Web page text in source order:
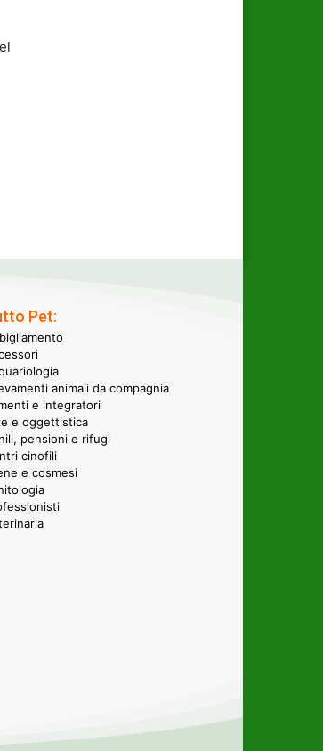
Pet:
animali da compagnia
e integratori
e oggettistica
pensioni e rifugi
cinofili
e cosmesi